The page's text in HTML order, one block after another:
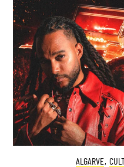
ALGARVE,